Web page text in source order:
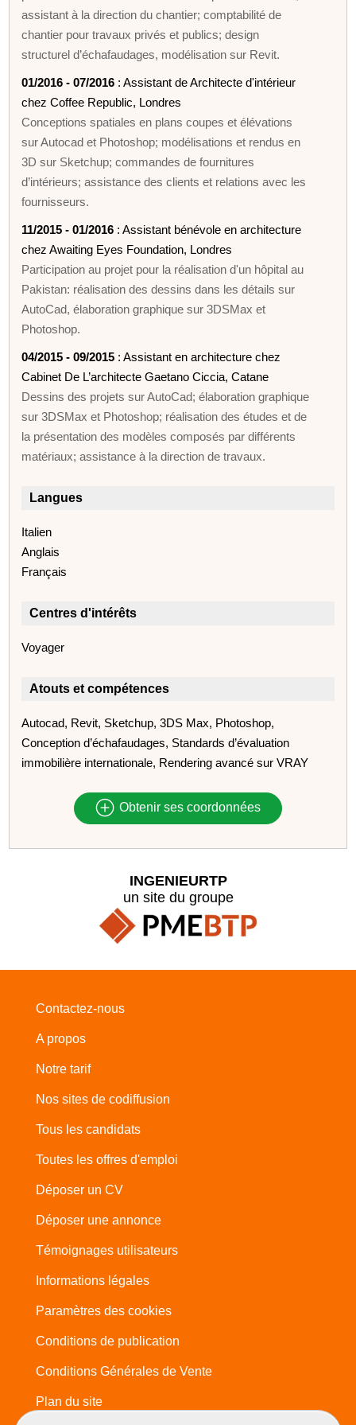
assistant à la direction du chantier; comptabilité de
chantier pour travaux privés et publics; design
structurel d’échafaudages, modélisation sur Revit.
01/2016 - 07/2016 : Assistant de Architecte d'intérieur
chez Coffee Republic, Londres
Conceptions spatiales en plans coupes et élévations
sur Autocad et Photoshop; modélisations et rendus en
3D sur Sketchup; commandes de fournitures
d’intérieurs; assistance des clients et relations avec les
fournisseurs.
11/2015 - 01/2016 : Assistant bénévole en architecture
chez Awaiting Eyes Foundation, Londres
Participation au projet pour la réalisation d'un hôpital au
Pakistan: réalisation des dessins dans les détails sur
AutoCad, élaboration graphique sur 3DSMax et
Photoshop.
04/2015 - 09/2015 : Assistant en architecture chez
Cabinet De L’architecte Gaetano Ciccia, Catane
Dessins des projets sur AutoCad; élaboration graphique
sur 3DSMax et Photoshop; réalisation des études et de
la présentation des modèles composés par différents
matériaux; assistance à la direction de travaux.
Langues
Italien
Anglais
Français
Centres d'intérêts
Voyager
Atouts et compétences
Autocad, Revit, Sketchup, 3DS Max, Photoshop,
Conception d’échafaudages, Standards d’évaluation
immobilière internationale, Rendering avancé sur VRAY
Obtenir ses coordonnées
INGENIEURTP
un site du groupe
Contactez-nous
A propos
Notre tarif
Nos sites de codiffusion
Tous les candidats
Toutes les offres d'emploi
Déposer un CV
Déposer une annonce
Témoignages utilisateurs
Informations légales
Paramètres des cookies
Conditions de publication
Conditions Générales de Vente
Plan du site